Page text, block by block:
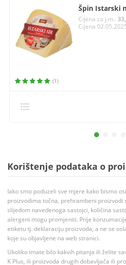
Špin Istarski
Cijena za j.m.:
Cijena
(1)
Korištenje podataka o
Iako smo poduzeli sve mjere kako bismo
proizvodima točna, prehrambeni proizvodi
slijedom navedenoga sastojci, količina
alergeni mogu promjeniti. Prije
etiketu tj. deklaraciju proizvoda, a ne se
koje su objavljene na web stranici.
Ukoliko imate bilo kakvih pitanja ili želite
K Plus, ili proizvoda drugih dobavljača ili